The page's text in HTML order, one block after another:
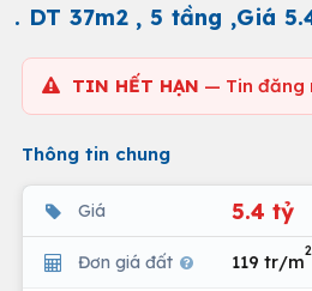
. DT 37m2 , 5 tầng ,Giá
TIN HẾT HẠN — Tin đăng
Thông tin chung
Giá 5.4 tỷ
Đơn giá đất 119 tr/m
2